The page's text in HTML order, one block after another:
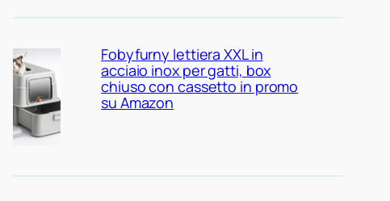
Fobyfurny lettiera XXL in
acciaio inox per gatti, box
chiuso con cassetto in promo
su Amazon